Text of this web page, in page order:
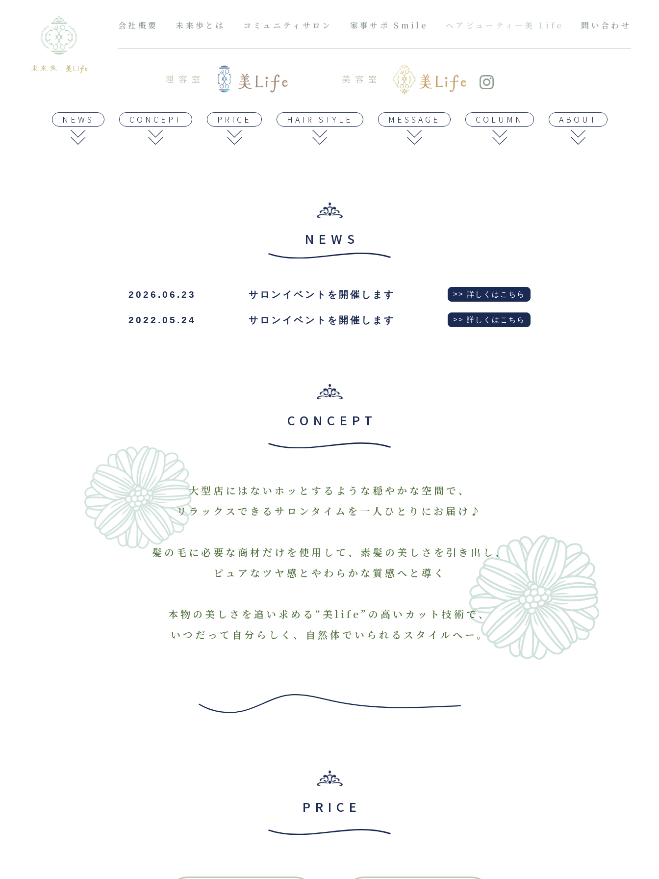
会社概要 未来歩とは コミュニティサロン 家事サポ Smile ヘアビューティー美 Life 問い合わせ
理容室 美容室
NEWS CONCEPT PRICE HAIR STYLE MESSAGE COLUMN ABOUT
NEWS
2026.06.23 サロンイベントを開催します >> 詳しくはこちら
2022.05.24 サロンイベントを開催します >> 詳しくはこちら
CONCEPT
大型店にはないホッとするような穏やかな空間で、
リラックスできるサロンタイムを一人ひとりにお届け♪
髪の毛に必要な商材だけを使用して、素髪の美しさを引き出し、
ピュアなツヤ感とやわらかな質感へと導く
本物の美しさを追い求める“美life”の高いカット技術で、
いつだって自分らしく、自然体でいられるスタイルへー。
PRICE